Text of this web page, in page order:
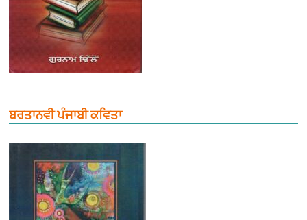
ਬਰਤਾਨਵੀ ਪੰਜਾਬੀ ਕਵਿਤਾ